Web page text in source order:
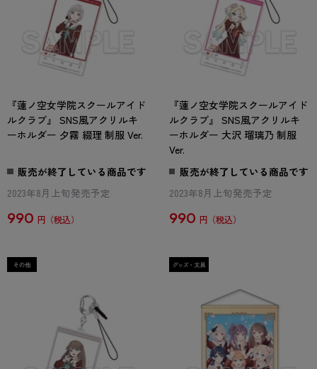
『蓮ノ空女学院スクールアイド
ルクラブ』 SNS風アクリルキ
ーホルダー 夕霧 綴理 制服 Ver.
販売が終了している商品です
2023年8月上旬発売予定
990 円
『蓮ノ空女学院スクールアイド
ルクラブ』 SNS風アクリルキ
ーホルダー 大沢 瑠璃乃 制服
Ver.
販売が終了している商品です
2023年8月上旬発売予定
990 円